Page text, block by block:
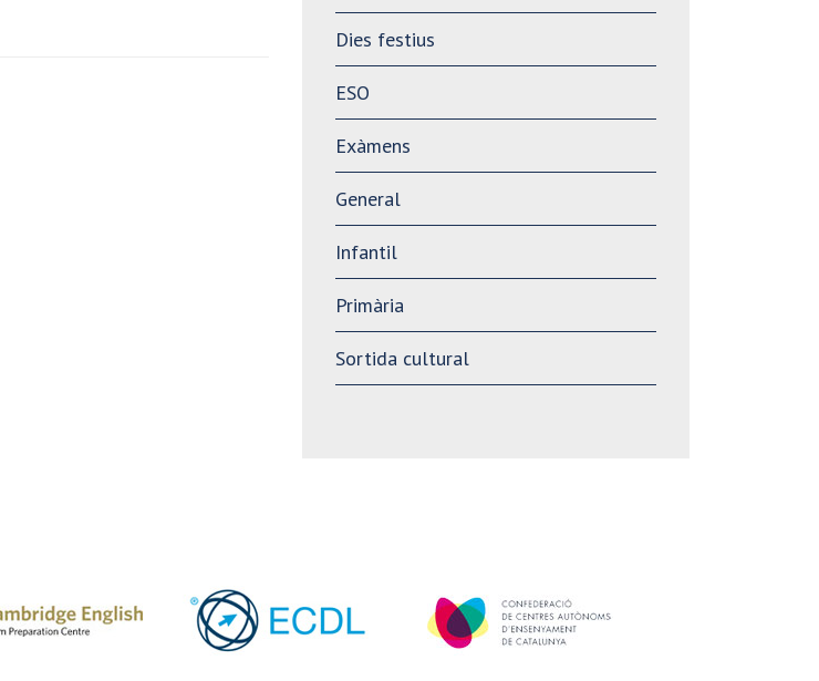
Dies festius
ESO
Exàmens
General
Infantil
Primària
Sortida cultural